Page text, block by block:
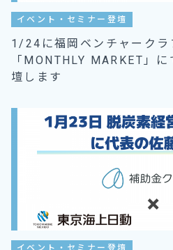
イベント・セミナー登壇
1/24に福岡ベンチャークラ
「MONTHLY MARKET」
壇します
イベント・セミナー登壇